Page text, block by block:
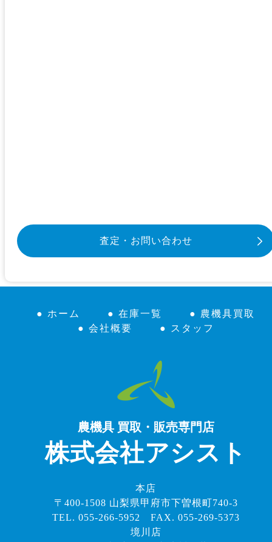
査定・お問い合わせ
● ホーム ● 在庫一覧
● 農機具買取
● 会社概要
● スタッフ
農機具 買取・販売専門店
株式会社アシスト
本店
〒400-1508 山梨県甲府市下曽根町740-3
TEL. 055-266-5952 FAX. 055-269-5373
境川店